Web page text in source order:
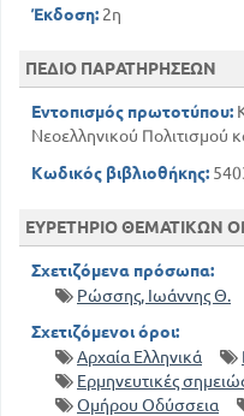
Έκδοση: 2η
ΠΕΔΙΟ ΠΑΡΑΤΗΡΗΣΕΩΝ
Εντοπισμός πρωτοτύπου:
Νεοελληνικού Πολιτισμού
Κωδικός βιβλιοθήκης:
ΕΥΡΕΤΗΡΙΟ ΘΕΜΑΤΙΚΩΝ
Σχετιζόμενα πρόσωπα:
Ρώσσης, Ιωάννης Θ.
Σχετιζόμενοι όροι:
Αρχαία Ελληνικά
Ερμηνευτικές
Ομήρου Οδύσσεια